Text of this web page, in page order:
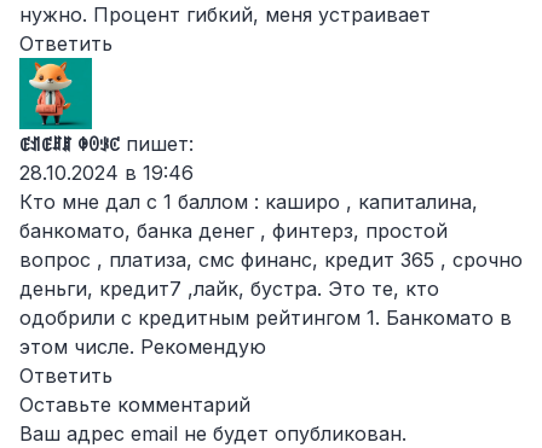
нужно. Процент гибкий, меня устраивает
Ответить
ꂅꀊꂅꍬꁲ ꂈꏿꂪꊐ пишет:
28.10.2024 в 19:46
Кто мне дал с 1 баллом : каширо , капиталина,
банкомато, банка денег , финтерз, простой
вопрос , платиза, смс финанс, кредит 365 , срочно
деньги, кредит7 ,лайк, бустра. Это те, кто
одобрили с кредитным рейтингом 1. Банкомато в
этом числе. Рекомендую
Ответить
Оставьте комментарий
Ваш адрес email не будет опубликован.